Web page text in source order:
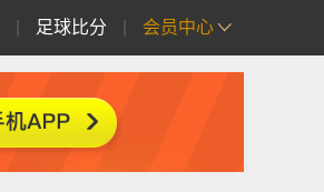
足球比分 会员中心